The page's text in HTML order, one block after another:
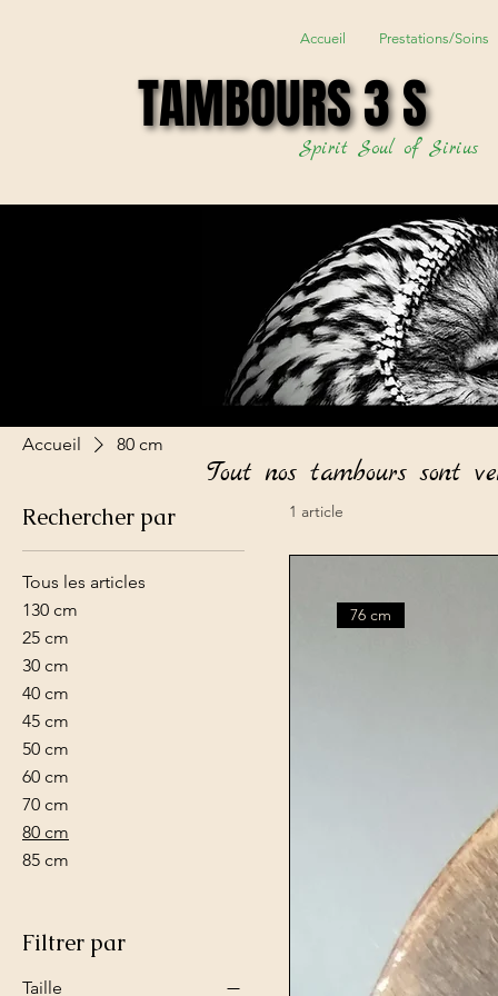
TAMBOURS 3 S
TAMBOURS 3 S
Spirit Soul of Sirius
Accueil Prestations/Soins
Accueil 80 cm
Rechercher par
Tous les articles
130 cm
25 cm
30 cm
40 cm
45 cm
50 cm
60 cm
70 cm
80 cm
85 cm
Filtrer par
Taille
1 article
76 cm
Tout nos tambours sont